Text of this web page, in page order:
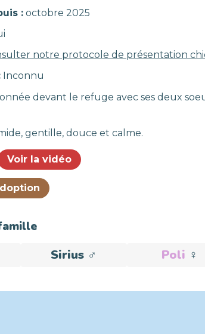
:octobre 2025
notre protocole de présentation
Inconnu
devant le refuge avec ses deux
gentille, douce et calme.
Voir la vidéo
Sirius ♂️ Adoptée
Poli ♀️